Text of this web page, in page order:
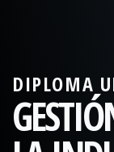
DIPLOMA